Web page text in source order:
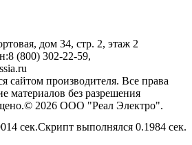
дом 34, стр. 2, этаж 2
8 (800) 302-22-59,
сайтом производителя. Все права
материалов без разрешения
2026 ООО "Реал Электро".
сек.Скрипт выполнялся 0.1984 сек.